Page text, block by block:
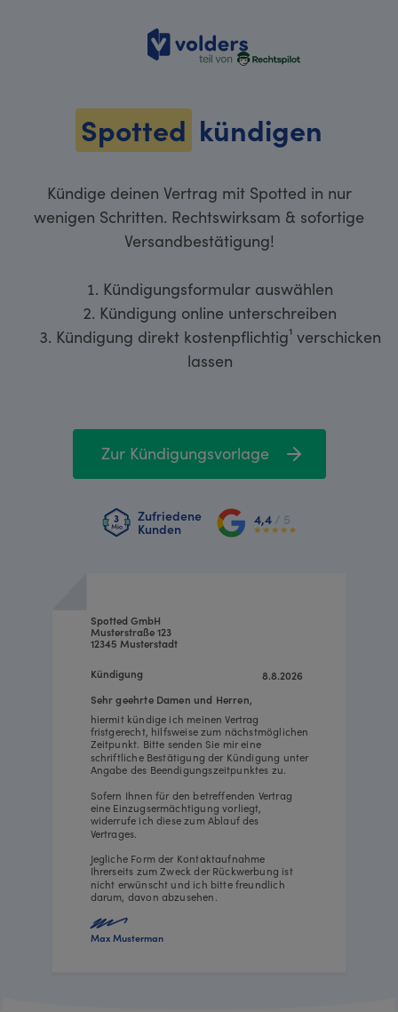
volders
Spotted kündigen
Kündige deinen Vertrag mit Spotted in nur
wenigen Schritten. Rechtswirksam & sofortige
Versandbestätigung!
Kündigungsformular auswählen
Kündigung online unterschreiben
Kündigung direkt kostenpflichtig¹ verschicken
lassen
Zur Kündigungsvorlage
Zufriedene
Kunden
4,4 / 5
8.8.2026
Spotted GmbH
Musterstraße 123
12345 Musterstadt
hiermit kündige ich meinen Vertrag
fristgerecht, hilfsweise zum nächstmöglichen
Zeitpunkt. Bitte senden Sie mir eine
schriftliche Bestätigung der Kündigung unter
Angabe des Beendigungszeitpunktes zu.
Sofern Ihnen für den betreffenden Vertrag
eine Einzugsermächtigung vorliegt,
widerrufe ich diese zum Ablauf des
Vertrages.
Jegliche Form der Kontaktaufnahme
Ihrerseits zum Zweck der Rückwerbung ist
nicht erwünscht und ich bitte freundlich
darum, davon abzusehen.
Sehr geehrte Damen und Herren,
Kündigung
Max Musterman